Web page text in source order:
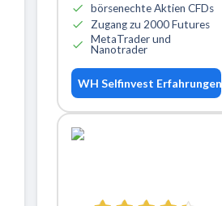
börsenechte Aktien CFDs
Zugang zu 2000 Futures
MetaTrader und
Nanotrader
WH Selfinvest Erfahrungen